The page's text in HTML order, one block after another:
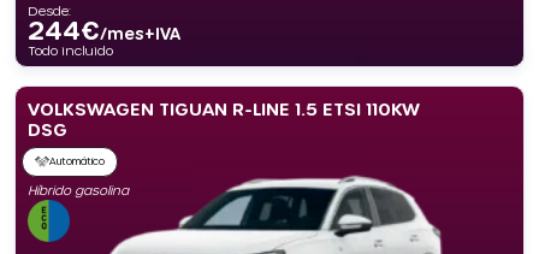
Desde:
244€/mes+IVA
Todo incluido
VOLKSWAGEN TIGUAN R-LINE 1.5 ETSI 110KW
DSG
Automático
Híbrido gasolina